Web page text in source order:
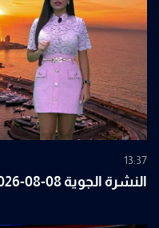
13:37
النشرة الجوية 08-08-2026